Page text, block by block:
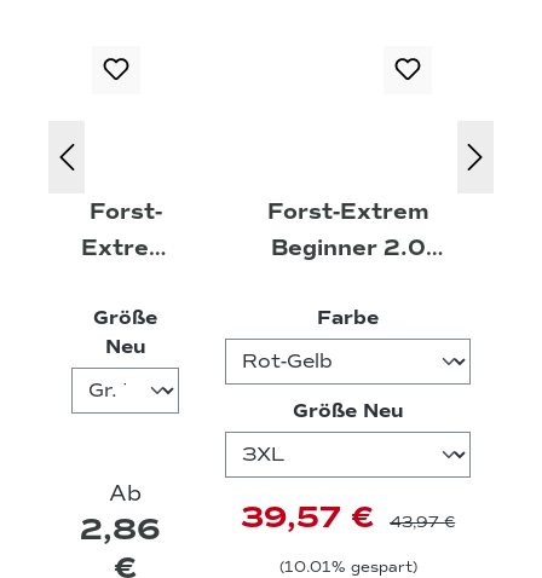
Forst-
Extrem
uhe
Größe
Neuauswählen
Ab
2,86
€
Forst-Extrem
Beginner 2.0
langarm
Farbeauswählen
Größe Neuauswählen
39,57 € 43,97 €
(10.01% gespart)